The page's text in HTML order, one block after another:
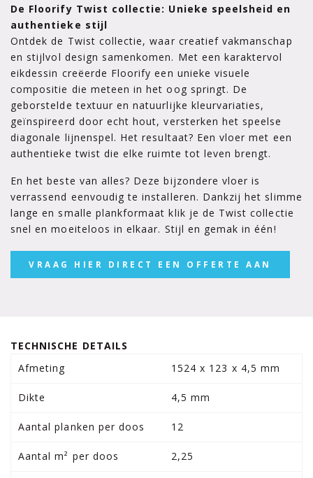
De Floorify Twist collectie: Unieke speelsheid en
authentieke stijl
Ontdek de Twist collectie, waar creatief vakmanschap
en stijlvol design samenkomen. Met een karaktervol
eikdessin creëerde Floorify een unieke visuele
compositie die meteen in het oog springt. De
geborstelde textuur en natuurlijke kleurvariaties,
geïnspireerd door echt hout, versterken het speelse
diagonale lijnenspel. Het resultaat? Een vloer met een
authentieke twist die elke ruimte tot leven brengt.
En het beste van alles? Deze bijzondere vloer is
verrassend eenvoudig te installeren. Dankzij het slimme
lange en smalle plankformaat klik je de Twist collectie
snel en moeiteloos in elkaar. Stijl en gemak in één!
VRAAG HIER DIRECT EEN OFFERTE AAN
TECHNISCHE DETAILS
Afmeting
1524 x 123 x 4,5 mm
Dikte 4,5 mm
Aantal planken per doos 12
Aantal m² per doos 2,25